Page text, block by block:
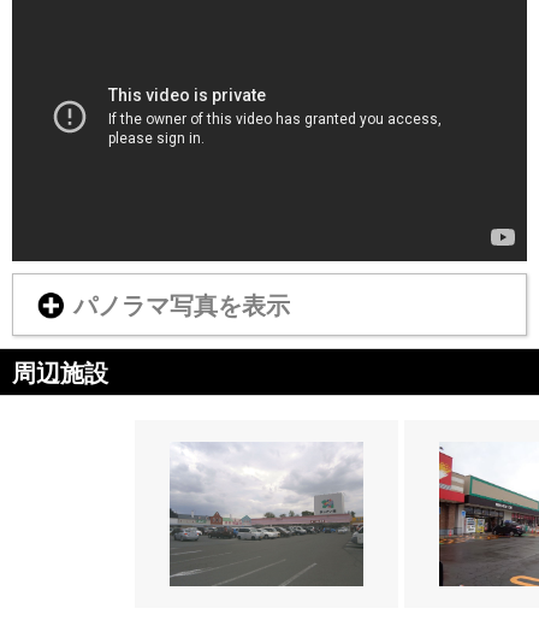
パノラマ写真を表示
周辺施設